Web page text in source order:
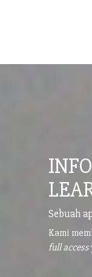
Sebuah
Kami
full access